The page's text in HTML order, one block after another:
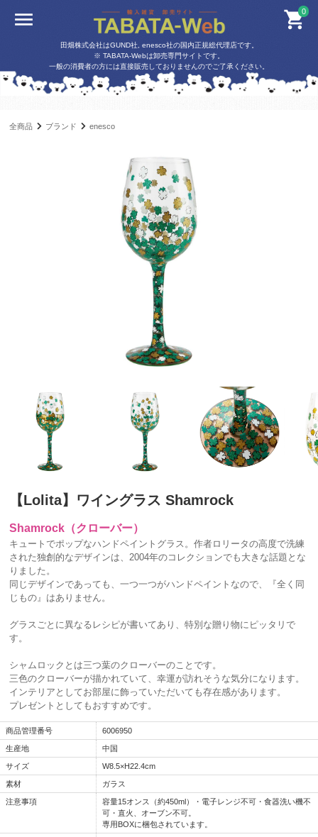
0
田畑株式会社はGUND社, enesco社の国内正規総代理店です。
※ TABATA-Webは卸売専門サイトです。
一般の消費者の方には直接販売しておりませんのでご了承ください。
全商品 ブランド enesco
【Lolita】ワイングラス Shamrock
Shamrock（クローバー）
キュートでポップなハンドペイントグラス。作者ロリータの高度で洗練
された独創的なデザインは、2004年のコレクションでも大きな話題とな
りました。
同じデザインであっても、一つ一つがハンドペイントなので、『全く同
じもの』はありません。
グラスごとに異なるレシピが書いてあり、特別な贈り物にピッタリで
す。
シャムロックとは三つ葉のクローバーのことです。
三色のクローバーが描かれていて、幸運が訪れそうな気分になります。
インテリアとしてお部屋に飾っていただいても存在感があります。
プレゼントとしてもおすすめです。
商品管理番号 6006950
生産地 中国
サイズ W8.5×H22.4cm
素材 ガラス
注意事項
容量15オンス（約450ml）・電子レンジ不可・食器洗い機不
可・直火、オーブン不可。
専用BOXに梱包されています。